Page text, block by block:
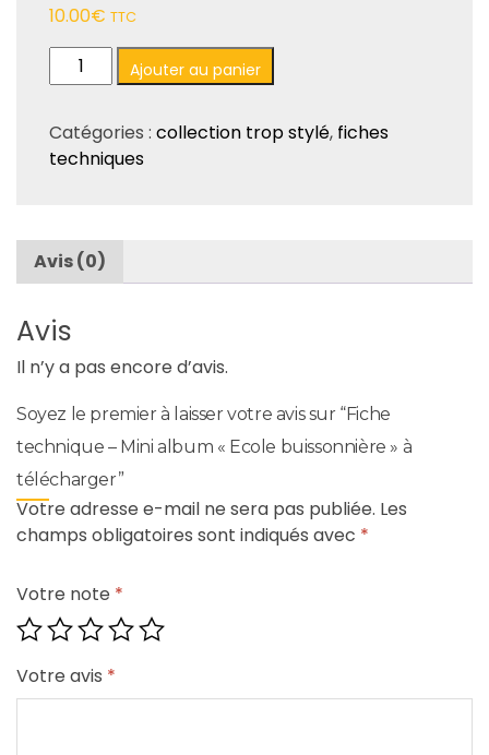
10.00€ TTC
quantité
de
technique
-
"Ecole
buissonnière"
télécharger
Ajouter au panier
Catégories : collection trop stylé, fiches
techniques
Avis (0)
Avis
Il n’y a pas encore d’avis.
Soyez le premier à laisser votre avis sur “Fiche
technique – Mini album « Ecole buissonnière » à
télécharger”
Votre adresse e-mail ne sera pas publiée. Les
champs obligatoires sont indiqués avec *
Votre note *
Votre avis *